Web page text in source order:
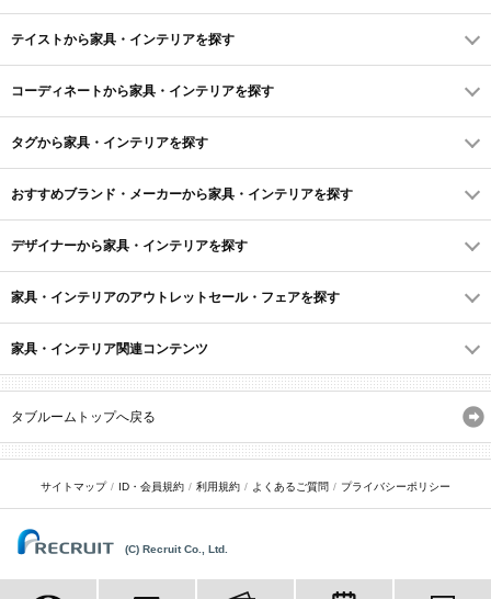
テイストから家具・インテリアを探す
コーディネートから家具・インテリアを探す
タグから家具・インテリアを探す
おすすめブランド・メーカーから家具・インテリアを探す
デザイナーから家具・インテリアを探す
家具・インテリアのアウトレットセール・フェアを探す
家具・インテリア関連コンテンツ
タブルームトップへ戻る
サイトマップ ID・会員規約 利用規約 よくあるご質問 プライバシーポリシー
(C) Recruit Co., Ltd.